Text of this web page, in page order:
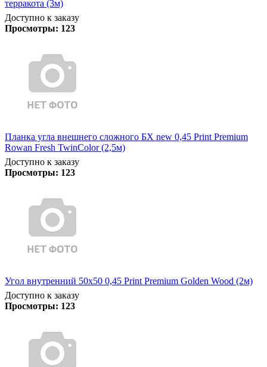
терракота (3м)
Доступно к заказу
Просмотры: 123
Планка угла внешнего сложного БХ new 0,45 Print Premium
Rowan Fresh TwinColor (2,5м)
Доступно к заказу
Просмотры: 123
Угол внутренний 50х50 0,45 Print Premium Golden Wood (2м)
Доступно к заказу
Просмотры: 123